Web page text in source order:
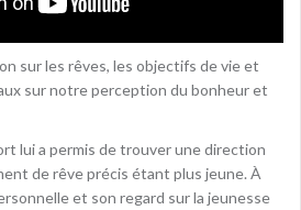
sur les rêves, les objectifs de vie et
sur notre perception du bonheur et
lui a permis de trouver une direction
de rêve précis étant plus jeune. À
et son regard sur la jeunesse